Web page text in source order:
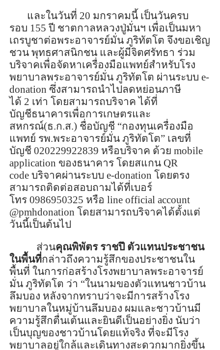
และในวันที่ 20 มกราคมนี้ เป็นวันครบ
รอบ 155 ปี ชาตกาลหลวงปู่มั่นฯ เพื่อเป็นมหา
เถรบูชาต่อพระอาจารย์มั่น ภูริทัตโต จึงขอเชิญ
ชวน พุทธศาสนิกชน และผู้มีจิตศรัทธา ร่วม
บริจาคเพื่อจัดหาเครื่องมือแพทย์สำหรับโรง
พยาบาลพระอาจารย์มั่น ภูริทัตโต ผ่านระบบ e-
donation ซึ่งสามารถนำไปลดหย่อนภาษี
ได้ 2 เท่า โดยสามารถบริจาค ได้ที่
บัญชีธนาคารเพื่อการเกษตรและ
สหกรณ์(ธ.ก.ส.) ชื่อบัญชี “กองทุนเครื่องมือ
แพทย์ รพ.พระอาจารย์มั่น ภูริทัตโต” เลขที่
บัญชี020229922839 หรือบริจาค ด้วย mobile
application ของธนาคาร โดยสแกน QR
code บริจาคผ่านระบบ e-donation โดยตรง
สามารถติดต่อสอบถามได้ที่เบอร์
โทร0986950325 หรือ line official account
@pmhdonation โดยสามารถบริจาคได้ตั้งแต่
วันนี้เป็นต้นไป
ส่วนคุณพิพัตร ราชปึ ตัวแทนประชาชน
ในพื้นที่กล่าวถึงความรู้สึกของประชาชนใน
พื้นที่ ในการก่อสร้างโรงพยาบาลพระอาจารย์
มั่น ภูริทัตโต ว่า “ในนามของตัวแทนชาวบ้าน
ลึมบอง หลังจากทราบว่าจะมีการสร้างโรง
พยาบาลในหมู่บ้านลึมบอง ผมและชาวบ้านมี
ความรู้สึกตื่นเต้นและยินดีเป็นอย่างยิ่ง นับว่า
เป็นบุญของชาวบ้านโดยแท้จริง ที่จะมีโรง
พยาบาลอยู่ใกล้และเดินทางสะดวกมากยิ่งขึ้น